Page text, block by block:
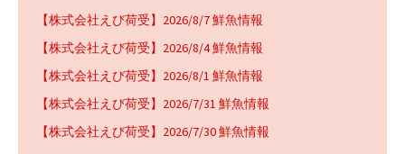
【株式会社えび荷受】2026/8/7 鮮魚情報
【株式会社えび荷受】2026/8/4 鮮魚情報
【株式会社えび荷受】2026/8/1 鮮魚情報
【株式会社えび荷受】2026/7/31 鮮魚情報
【株式会社えび荷受】2026/7/30 鮮魚情報